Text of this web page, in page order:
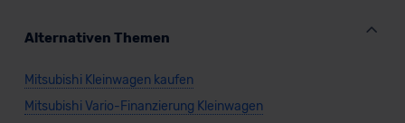
Alternativen Themen
Mitsubishi Kleinwagen kaufen
Mitsubishi Vario-Finanzierung Kleinwagen